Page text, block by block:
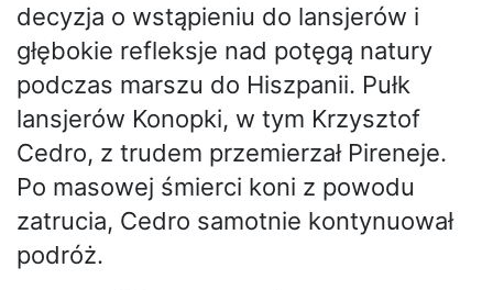
decyzja o wstąpieniu do lansjerów i
głębokie refleksje nad potęgą natury
podczas marszu do Hiszpanii. Pułk
lansjerów Konopki, w tym Krzysztof
Cedro, z trudem przemierzał Pireneje.
Po masowej śmierci koni z powodu
zatrucia, Cedro samotnie kontynuował
podróż.